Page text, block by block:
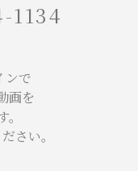
1134
ンで
画を
さい。